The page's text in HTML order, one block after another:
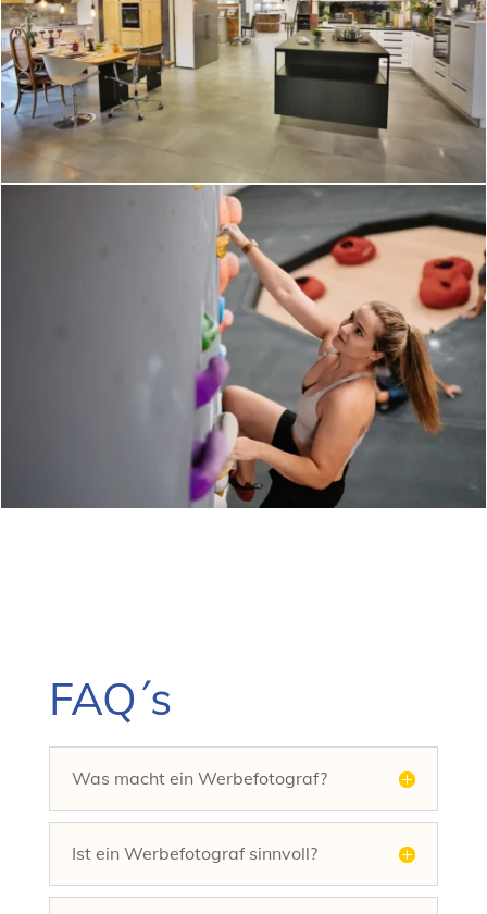
FAQ´s
Was macht ein Werbefotograf?
Ist ein Werbefotograf sinnvoll?